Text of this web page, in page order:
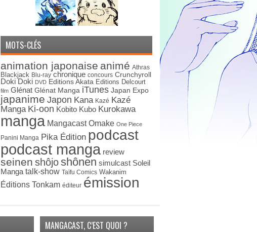
MOTS-CLÉS
animation japonaise animé Athras
Blackjack Blu-ray chronique concours Crunchyroll
Doki Doki DVD Editions Akata Editions Delcourt
film Glénat Glénat Manga iTunes Japan Expo
japanime Japon Kana Kazé Kazé
Manga Ki-oon Kobito Kubo Kurokawa
manga Mangacast Omake One Piece
Panini Manga Pika Édition podcast
podcast manga review
seinen shôjoshônen simulcast Soleil
Manga talk-show Taïfu Comics Wakanim
Éditions Tonkam éditeur émission
MANGACAST, C’EST QUOI ?